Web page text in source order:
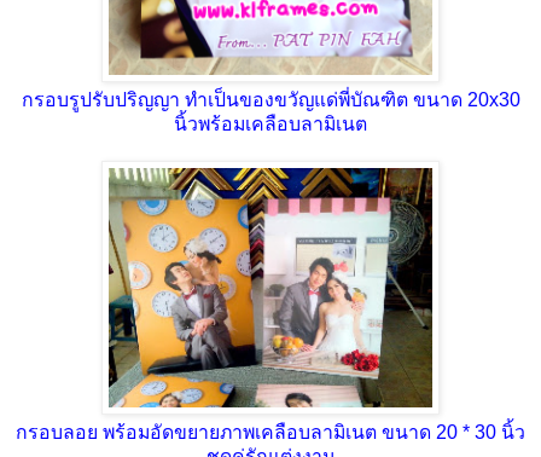
กรอบรูปรับปริญญา ทำเป็นของขวัญแด่พี่บัณฑิต ขนาด 20x30
นิ้วพร้อมเคลือบลามิเนต
กรอบลอย พร้อมอัดขยายภาพเคลือบลามิเนต ขนาด 20 * 30 นิ้ว